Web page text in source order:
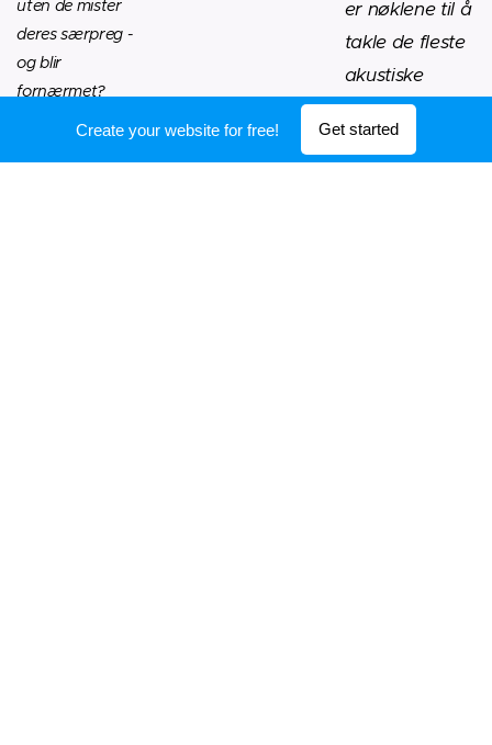
uten de mister
deres særpreg -
og blir
fornærmet?
er nøklene til å
takle de fleste
akustiske
hurdler
Create your website for free! Get started